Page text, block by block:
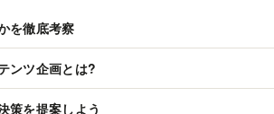
を徹底考察
ンツ企画とは?
策を提案しよう